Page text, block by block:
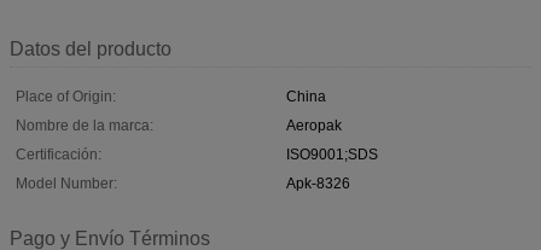
Datos del producto
Place of Origin:
China
Nombre de la marca:
Aeropak
Certificación:
ISO9001;SDS
Model Number:
Apk-8326
Pago y Envío Términos